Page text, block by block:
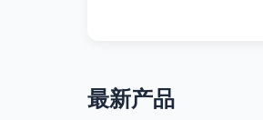
最新产品